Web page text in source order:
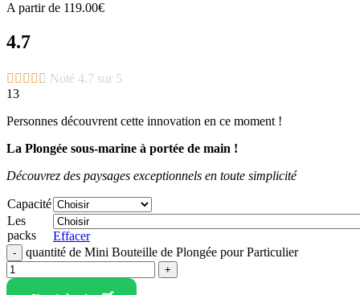
A partir de 119.00€
4.7
     Noté 4.7 sur 5
13
Personnes découvrent cette innovation en ce moment !
La Plongée sous-marine à portée de main !
Découvrez des paysages exceptionnels en toute simplicité
Capacité
Les
packs
Effacer
quantité de Mini Bouteille de Plongée pour Particulier